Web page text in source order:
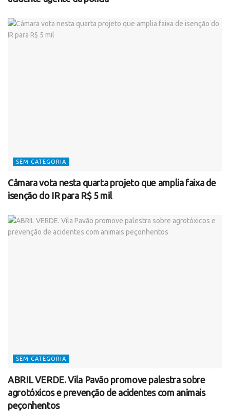
SEM CATEGORIA
Câmara vota nesta quarta projeto que amplia faixa de
isenção do IR para R$ 5 mil
SEM CATEGORIA
ABRIL VERDE. Vila Pavão promove palestra sobre
agrotóxicos e prevenção de acidentes com animais
peçonhentos